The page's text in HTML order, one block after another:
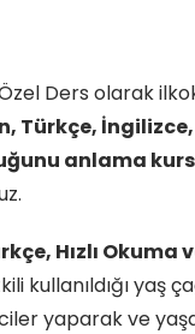
Ders olarak
Türkçe,
anlama
Hızlı Okuma
kullanıldığı yaş
yaparak ve